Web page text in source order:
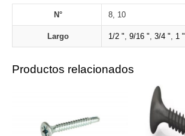
N° 8, 10
Largo 1/2 " ,9/16 " ,3/4 " 1 "
Productos relacionados